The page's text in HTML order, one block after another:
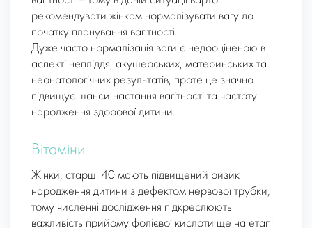
рекомендувати жінкам нормалізувати вагу до
початку планування вагітності.
Дуже часто нормалізація ваги є недооціненою в
аспекті непліддя, акушерських, материнських та
неонатологічних результатів, проте це значно
підвищує шанси настання вагітності та частоту
народження здорової дитини.
Вітаміни
Жінки, старші 40 мають підвищений ризик
народження дитини з дефектом нервової трубки,
тому численні дослідження підкреслюють
важливість прийому фолієвої кислоти ще на етапі